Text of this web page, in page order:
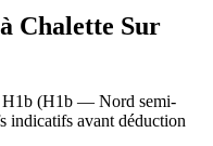
Chalette Sur
H1b (H1b — Nord semi-
indicatifs avant déduction